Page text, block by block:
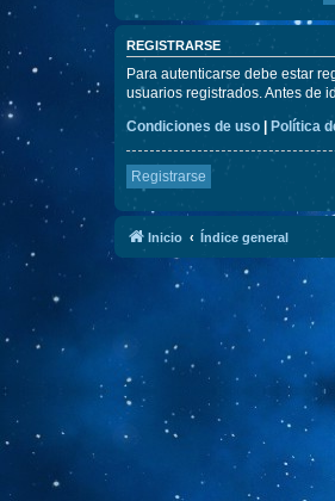
REGISTRARSE
Para autenticarse debe estar
usuarios registrados. Antes de
Condiciones de uso | Política
Registrarse
Inicio Índice general